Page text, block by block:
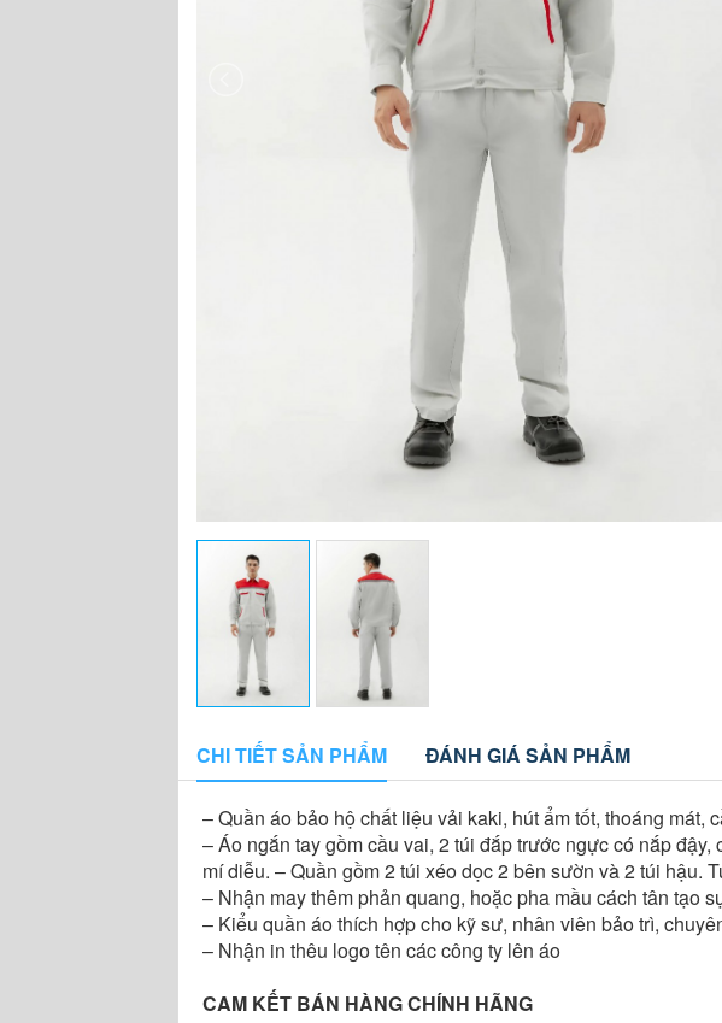
CHI TIẾT SẢN PHẨM ĐÁNH GIÁ SẢN PHẨM
– Quần áo bảo hộ chất liệu vải kaki, hút ẩm tốt, thoáng mát,
– Áo ngắn tay gồm cầu vai, 2 túi đắp trước ngực có nắp
mí diễu. – Quần gồm 2 túi xéo dọc 2 bên sườn và 2 túi hậu.
– Nhận may thêm phản quang, hoặc pha mầu cách tân tạo
– Kiểu quần áo thích hợp cho kỹ sư, nhân viên bảo trì,
– Nhận in thêu logo tên các công ty lên áo
CAM KẾT BÁN HÀNG CHÍNH HÃNG